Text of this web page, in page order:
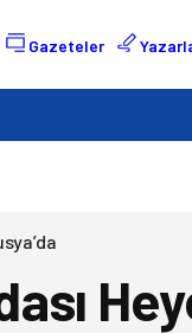
Gazeteler